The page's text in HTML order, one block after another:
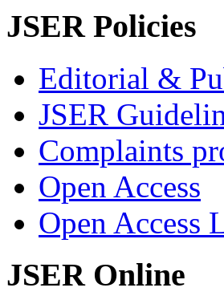
JSER Policies
Editorial &
JSER
Complaints
Open Access
Open Access
JSER Online